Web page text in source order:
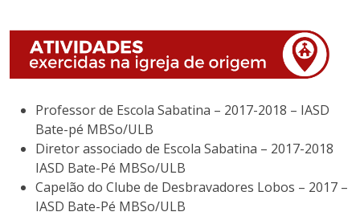
Professor de Escola Sabatina – 2017-2018 – IASD
Bate-pé MBSo/ULB
Diretor associado de Escola Sabatina – 2017-2018
IASD Bate-Pé MBSo/ULB
Capelão do Clube de Desbravadores Lobos – 2017 –
IASD Bate-Pé MBSo/ULB